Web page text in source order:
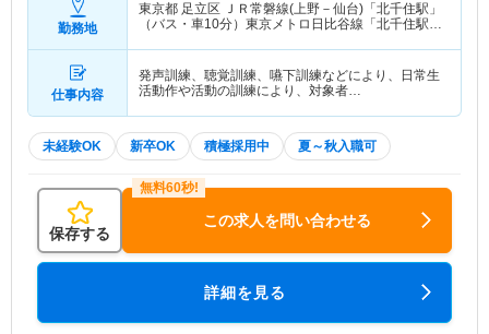
勤務地
東京都 足立区 ＪＲ常磐線(上野－仙台)「北千住駅」
（バス・車10分）東京メトロ日比谷線「北千住駅」
仕事内容
発声訓練、聴覚訓練、嚥下訓練などにより、日常生
活動作や活動の訓練により、対象者…
未経験OK 新卒OK 積極採用中 夏～秋入職可
保存する
この求人を問い合わせる
詳細を見る